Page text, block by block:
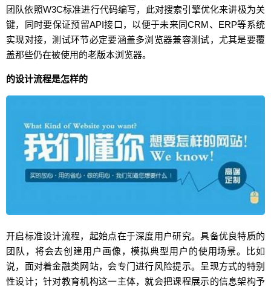
团队依照W3C标准进行代码编写，此对搜索引擎优化来讲极为关
键，同时要保证预留API接口，以便于未来同CRM、ERP等系统
实现对接，测试环节必定要涵盖多浏览器兼容测试，尤其是要覆
盖那些仍在被使用的老版本浏览器。
的设计流程是怎样的
开启标准设计流程，起始点在于深度用户研究。具备优良特质的
团队，将会去创建用户画像，模拟典型用户的使用场景。比如
说，面对着金融类网站，会专门进行风险提示。呈现方式的特别
性设计；针对教育机构这一主体，就会把课程展示的信息架构予